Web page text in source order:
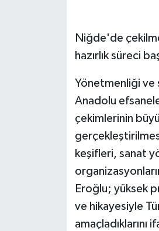
Niğde'de
hazırlık süreci
Yönetmenliği ve
Anadolu
çekimlerinin
keşifleri, sanat
Eroğlu; yüksek
ve hikayesiyle
amaçladıklarını
GÜNDEM
HABERDE İNSAN
İş Dünyası
Jandarma